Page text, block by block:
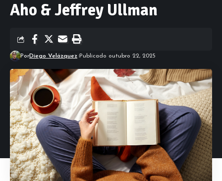
Aho & Jeffrey Ullman
PorDiego Velázquez Publicado outubro 22, 2025